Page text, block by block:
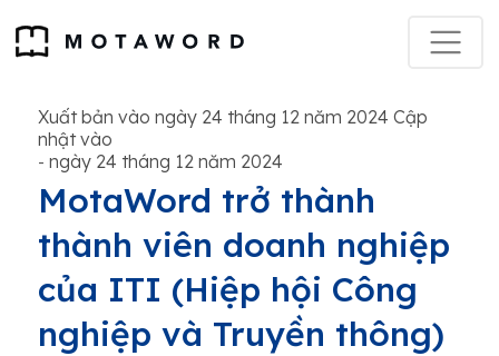
Xuất bản vào ngày 24 tháng 12 năm 2024 Cập
nhật vào
- ngày 24 tháng 12 năm 2024
MotaWord trở thành
thành viên doanh nghiệp
của ITI (Hiệp hội Công
nghiệp và Truyền thông)